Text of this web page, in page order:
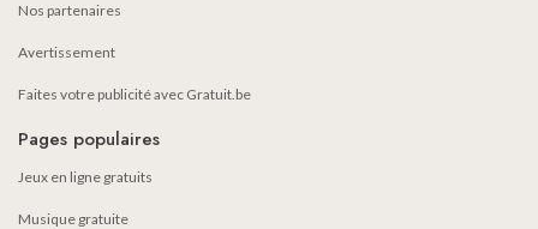
Nos partenaires
Avertissement
Faites votre publicité avec Gratuit.be
Pages populaires
Jeux en ligne gratuits
Musique gratuite